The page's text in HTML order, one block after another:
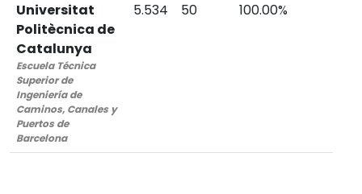
Universitat
Politècnica de
Catalunya
Escuela Técnica
Superior de
Ingeniería de
Caminos, Canales y
Puertos de
Barcelona
5.534 50 100.00%